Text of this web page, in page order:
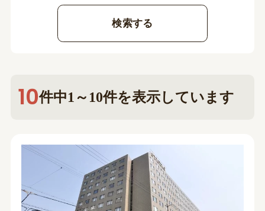
10件中1～10件を表示しています
検索する